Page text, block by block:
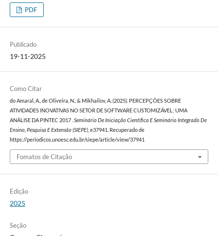
PDF
Publicado
19-11-2025
Como Citar
do Amaral, A., de Oliveira, N., & Mikhailov, A. (2025). PERCEPÇÕES SOBRE
ATIVIDADES INOVATIVAS NO SETOR DE SOFTWARE CUSTOMIZÁVEL: UMA
ANÁLISE DA PINTEC 2017 . Seminário De Iniciação Científica E Seminário Integrado De
Ensino, Pesquisa E Extensão (SIEPE), e37941. Recuperado de
https://periodicos.unoesc.edu.br/siepe/article/view/37941
Fomatos de Citação
Edição
2025
Seção